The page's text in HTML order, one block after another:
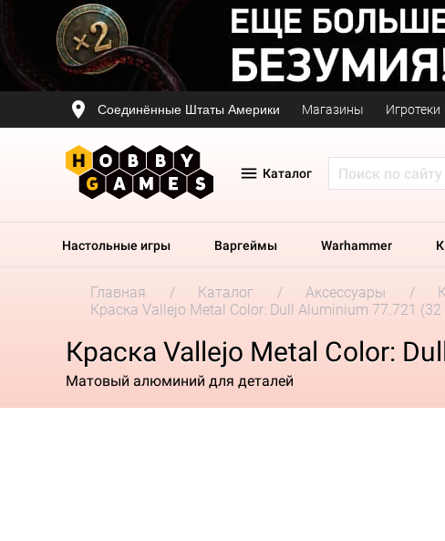
Соединённые Штаты Америки Магазины Игротеки
Каталог
Настольные игры Варгеймы Warhammer
Главная Каталог Аксессуары
Краска Vallejo Metal Color: Dull Aluminium 77.721
Краска Vallejo Metal Color:
Матовый алюминий для деталей